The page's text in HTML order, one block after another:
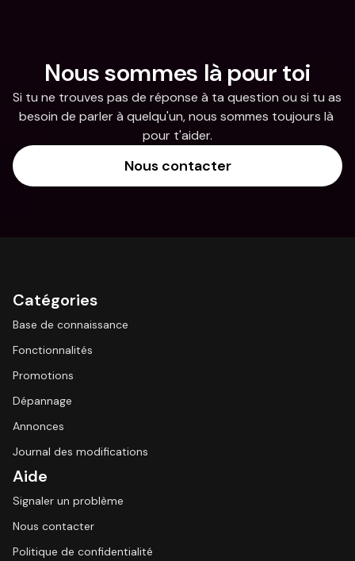
Nous sommes là pour toi
Si tu ne trouves pas de réponse à ta question ou si tu as
besoin de parler à quelqu'un, nous sommes toujours là
pour t'aider.
Nous contacter
Catégories
Base de connaissance
Fonctionnalités
Promotions
Dépannage
Annonces
Journal des modifications
Aide
Signaler un problème
Nous contacter
Politique de confidentialité